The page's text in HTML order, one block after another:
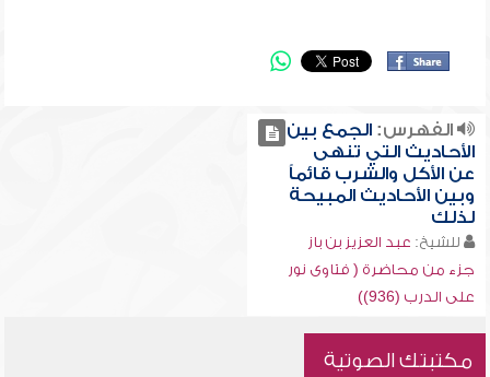
الفهرس:الجمع بين
الأحاديث التي تنهى
عن الأكل والشرب قائماً
وبين الأحاديث المبيحة
لذلك
للشيخ: عبد العزيز بن باز
جزء من محاضرة ( فتاوى نور
على الدرب (936))
مكتبتك الصوتية